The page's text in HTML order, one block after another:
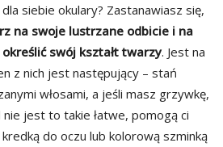
siebie okulary? Zastanawiasz się,
na swoje lustrzane odbicie i na
swój kształt twarzy. Jest na
z nich jest następujący – stań
włosami, a jeśli masz grzywkę,
nie jest to takie łatwe, pomogą ci
do oczu lub kolorową szminką